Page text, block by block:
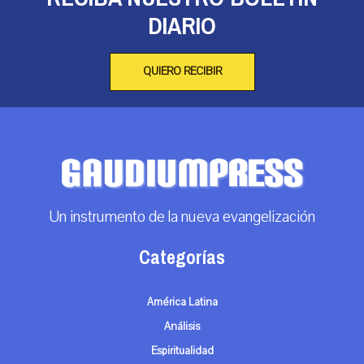
DIARIO
QUIERO RECIBIR
Un instrumento de la nueva evangelización
Categorías
América Latina
Análisis
Espiritualidad